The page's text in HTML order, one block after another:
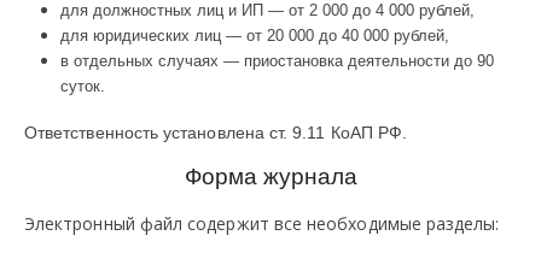
для должностных лиц и ИП — от 2 000 до 4 000 рублей,
для юридических лиц — от 20 000 до 40 000 рублей,
в отдельных случаях — приостановка деятельности до 90
суток.
Ответственность установлена ст. 9.11 КоАП РФ.
Форма журнала
Электронный файл содержит все необходимые разделы: